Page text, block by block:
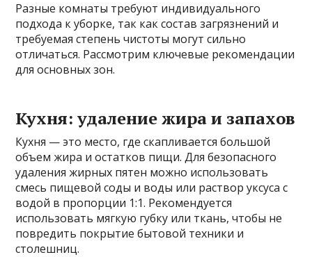
Разные комнаты требуют индивидуального
подхода к уборке, так как состав загрязнений и
требуемая степень чистоты могут сильно
отличаться. Рассмотрим ключевые рекомендации
для основных зон.
Кухня: удаление жира и запахов
Кухня — это место, где скапливается большой
объем жира и остатков пищи. Для безопасного
удаления жирных пятен можно использовать
смесь пищевой соды и воды или раствор уксуса с
водой в пропорции 1:1. Рекомендуется
использовать мягкую губку или ткань, чтобы не
повредить покрытие бытовой техники и
столешниц.